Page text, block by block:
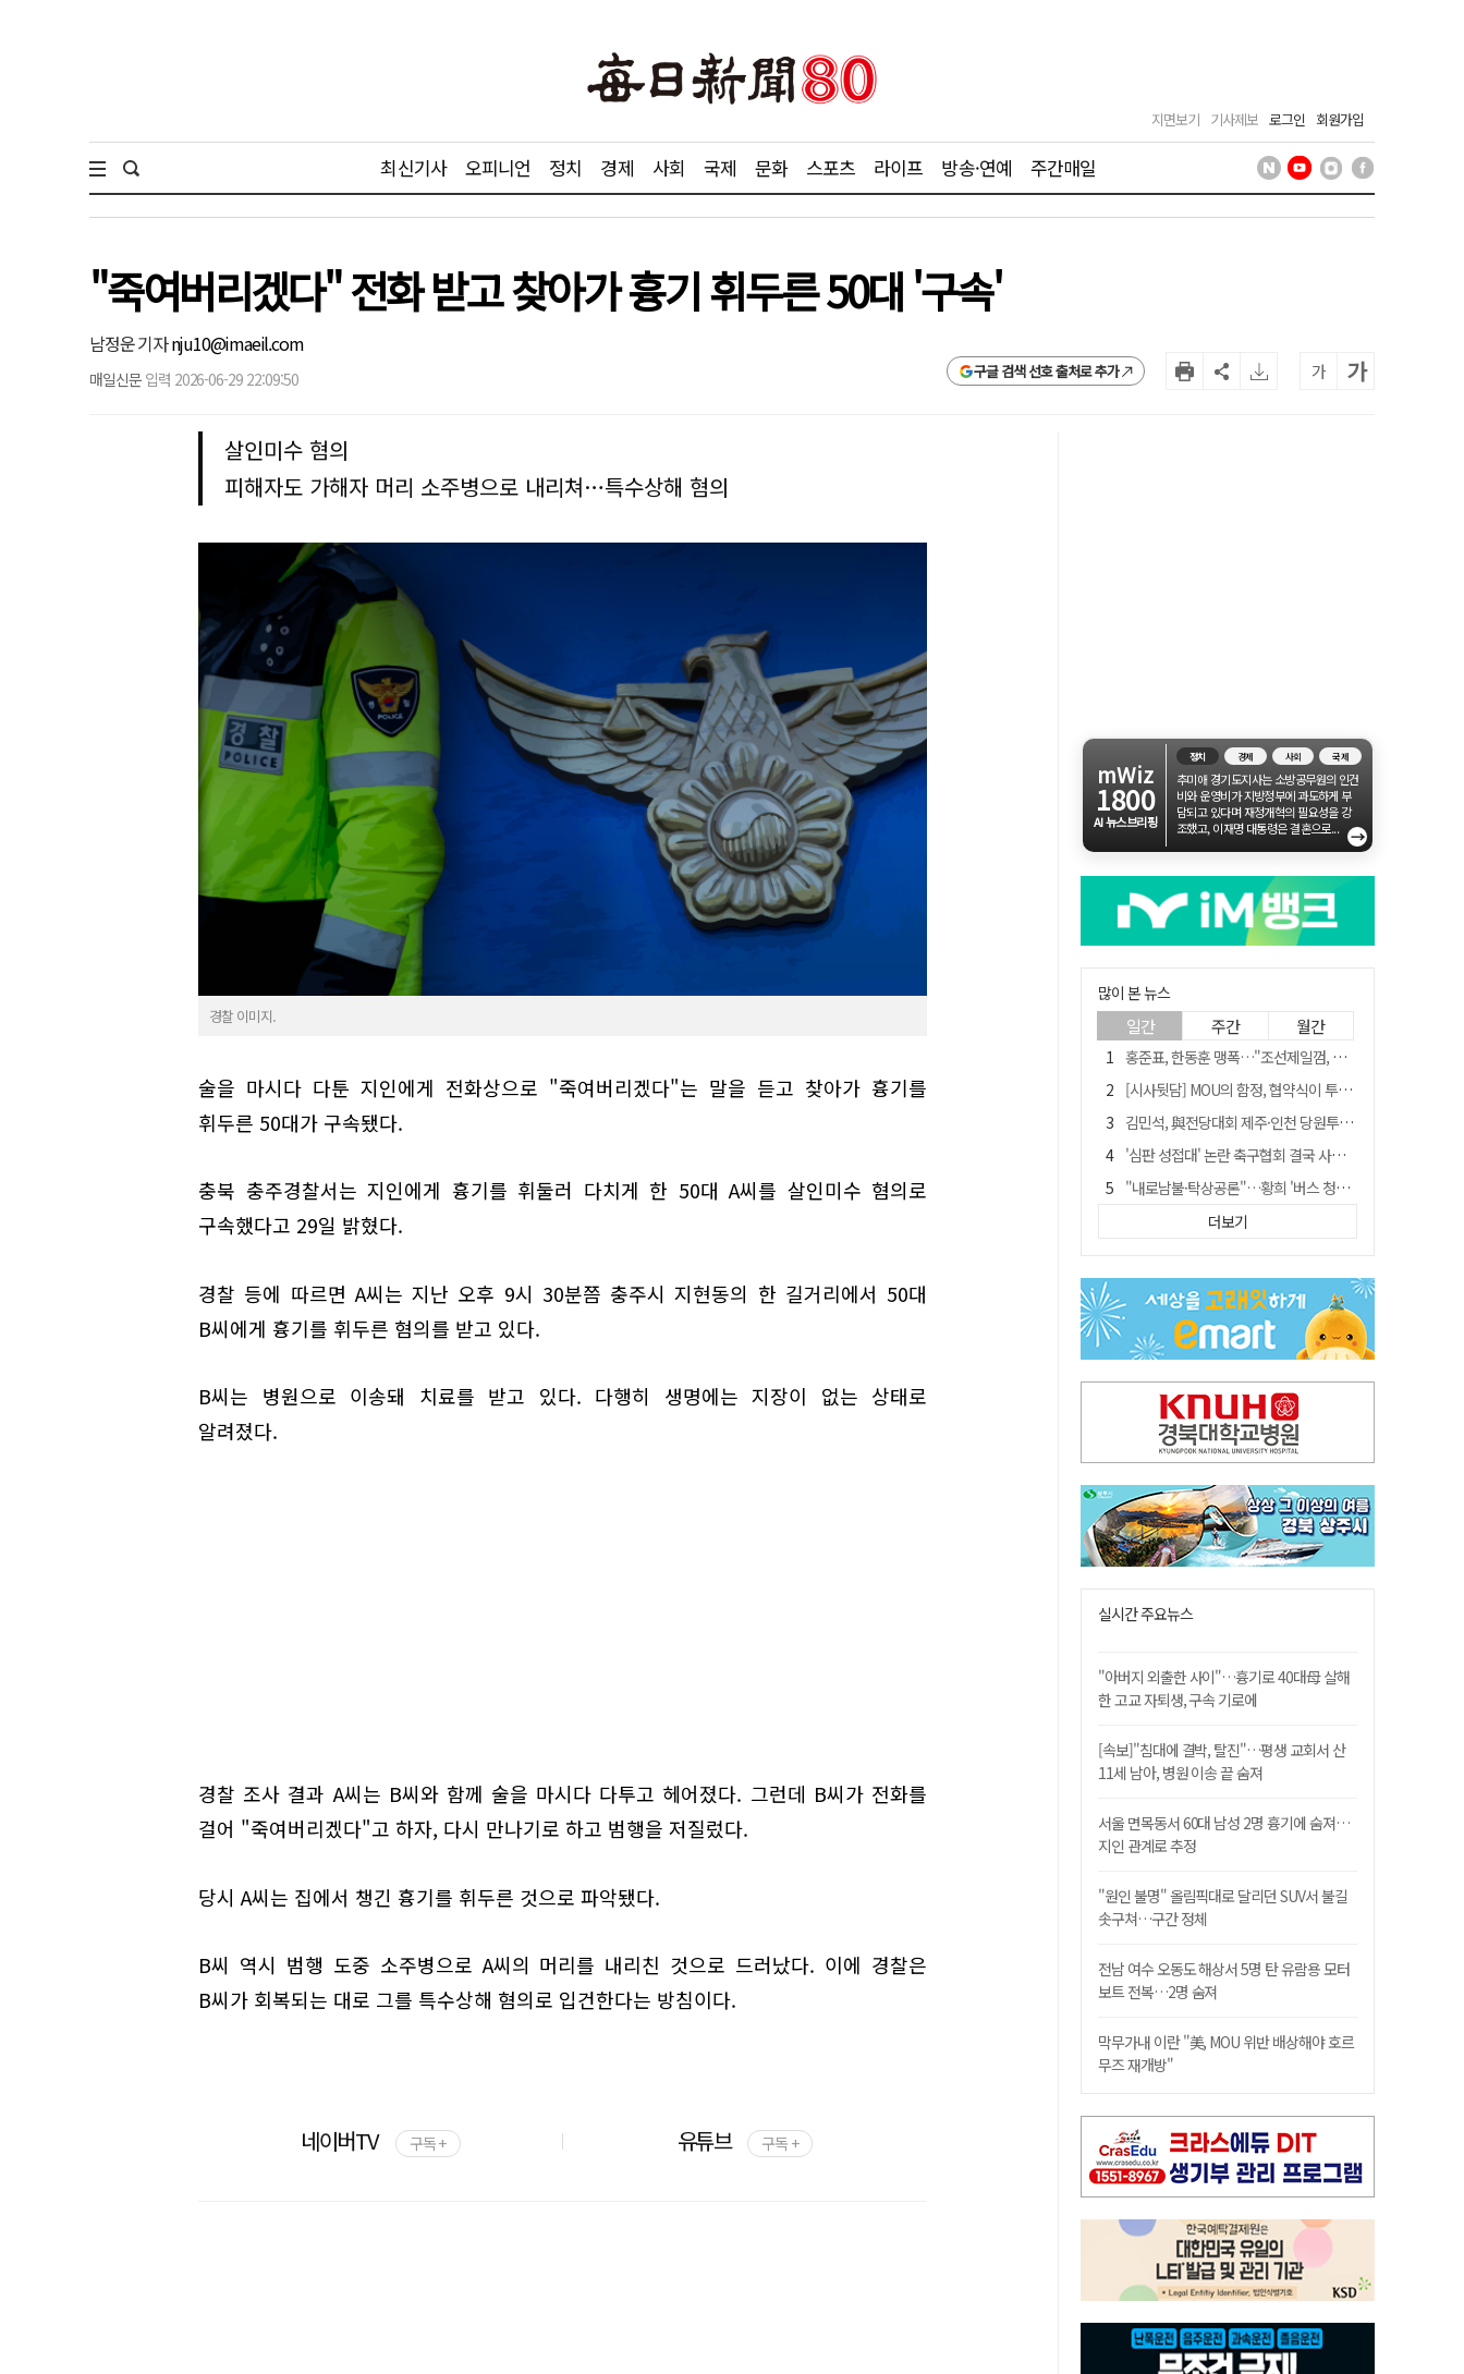
지면보기 기사제보 로그인 회원가입
최신기사 오피니언 정치 경제 사회 국제 문화 스포츠 라이프 방송·연예 주간매일
"죽여버리겠다" 전화 받고 찾아가 흉기 휘두른 50대 '구속'
남정운 기자nju10@imaeil.com
매일신문 입력 2026-06-29 22:09:50 구글 검색 선호 출처로 추가 가 가
살인미수 혐의
피해자도 가해자 머리 소주병으로 내리쳐…특수상해 혐의
경찰 이미지.
술을 마시다 다툰 지인에게 전화상으로 "죽여버리겠다"는 말을 듣고 찾아가 흉기를
휘두른 50대가 구속됐다.
충북 충주경찰서는 지인에게 흉기를 휘둘러 다치게 한 50대 A씨를 살인미수 혐의로
구속했다고 29일 밝혔다.
경찰 등에 따르면 A씨는 지난 오후 9시 30분쯤 충주시 지현동의 한 길거리에서 50대
B씨에게 흉기를 휘두른 혐의를 받고 있다.
B씨는 병원으로 이송돼 치료를 받고 있다. 다행히 생명에는 지장이 없는 상태로
알려졌다.
경찰 조사 결과 A씨는 B씨와 함께 술을 마시다 다투고 헤어졌다. 그런데 B씨가 전화를
걸어 "죽여버리겠다"고 하자, 다시 만나기로 하고 범행을 저질렀다.
당시 A씨는 집에서 챙긴 흉기를 휘두른 것으로 파악됐다.
B씨 역시 범행 도중 소주병으로 A씨의 머리를 내리친 것으로 드러났다. 이에 경찰은
B씨가 회복되는 대로 그를 특수상해 혐의로 입건한다는 방침이다.
네이버TV 구독 + 유튜브 구독 +
mWiz
1800
AI 뉴스브리핑
정치 경제 사회 국제
추미애 경기도지사는 소방공무원의 인건
비와 운영비가 지방정부에 과도하게 부
담되고 있다며 재정개혁의 필요성을 강
조했고, 이재명 대통령은 결혼으로...
→
많이 본 뉴스
일간 주간 월간
홍준표, 한동훈 맹폭…"조선제일껌, 권력에 살고 권력에 죽었다"
[시사뒷담] MOU의 함정, 협약식이 투자 확정은 아니긴 해
김민석, 與전당대회 제주·인천 당원투표서 승리…누적 득표는 '초박빙'
'심판 성접대' 논란 축구협회 결국 사과…"깊이 반성, 쇄신하겠다"
"내로남불·탁상공론"…황희 '버스 청년주택' 제안에 與 내부서도 쓴소리
"경로당 통장에 비밀번호가 적혀 있다"…전국 돌며 경로당 13곳 턴 30대 구속
예안향교 대성전, '국가지정 보물로 지정'
휠체어 환자 발로 밀어 숨지게 한 70대 간병인…2심도 집행유예
박권현 청도군수, 국무총리에 "청도 물 공급 최대 3만t 늘려달라"
더보기
실시간 주요뉴스
"아버지 외출한 사이"…흉기로 40대母 살해
한 고교 자퇴생, 구속 기로에
[속보]"침대에 결박, 탈진"…평생 교회서 산
11세 남아, 병원 이송 끝 숨져
서울 면목동서 60대 남성 2명 흉기에 숨져…
지인 관계로 추정
"원인 불명" 올림픽대로 달리던 SUV서 불길
솟구쳐…구간 정체
전남 여수 오동도 해상서 5명 탄 유람용 모터
보트 전복…2명 숨져
막무가내 이란 "美, MOU 위반 배상해야 호르
무즈 재개방"